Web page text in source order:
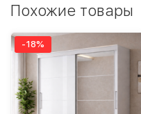
Похожие товары
-18%